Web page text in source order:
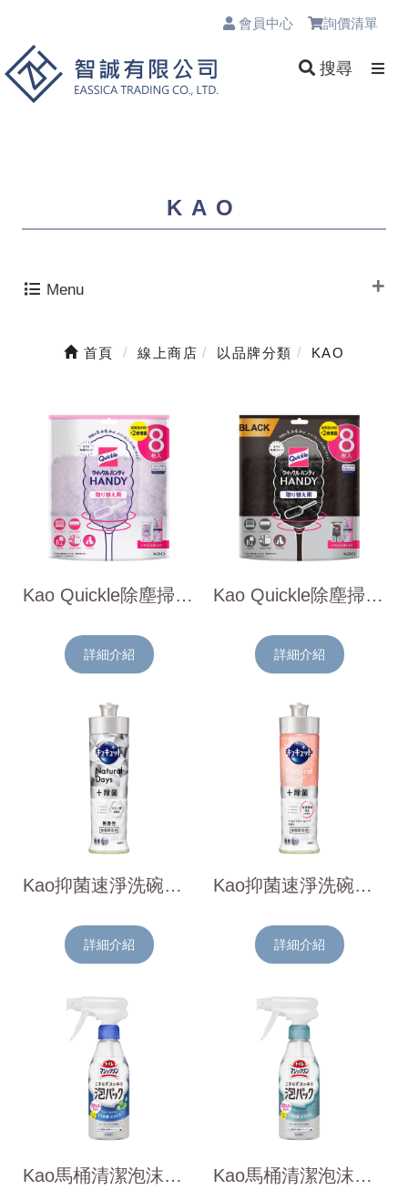
會員中心 詢價清單
搜尋
KAO
Menu
首頁 線上商店 以品牌分類 KAO
Kao Quickle除塵掃補充包8枚入(紫)
詳細介紹
Kao Quickle除塵掃補充包8枚入(黑)
詳細介紹
Kao抑菌速淨洗碗精(無香料)220ml
詳細介紹
Kao抑菌速淨洗碗精(花香&草本香)220ml
詳細介紹
Kao馬桶清潔泡沫噴霧(水薄荷香)300ml Kao馬桶清潔泡沫噴霧(柑橘皂香)300ml